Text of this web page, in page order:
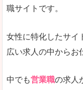
詳しい説明
エン
職サイトです。
女性に特化したサイ
広い求人の中からお
中でも営業職の求人